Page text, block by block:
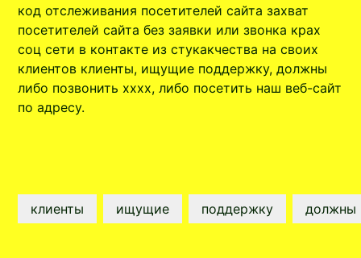
код отслеживания посетителей сайта захват
посетителей сайта без заявки или звонка крах
соц сети в контакте из стукакчества на своих
клиентов клиенты, ищущие поддержку, должны
либо позвонить xxxx, либо посетить наш веб-сайт
по адресу.
клиенты ищущие поддержку должны